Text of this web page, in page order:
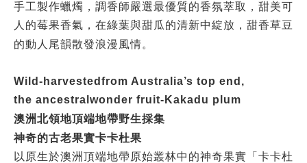
手工製作蠟燭，調香師嚴選最優質的香氛萃取，甜美可
人的莓果香氣，在綠葉與甜瓜的清新中綻放，甜香草豆
的動人尾韻散發浪漫風情。
Wild-harvestedfrom Australia’s top end,
the ancestralwonder fruit-Kakadu plum
澳洲北領地頂端地帶野生採集
神奇的古老果實卡卡杜果
以原生於澳洲頂端地帶原始叢林中的神奇果實「卡卡杜